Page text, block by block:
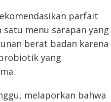
parfait
menu sarapan yang
berat badan karena
yang
melaporkan bahwa